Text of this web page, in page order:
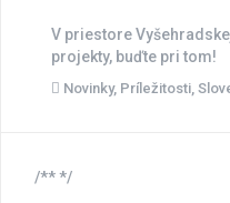
V priestore
projekty, buďte pri tom!
Novinky, Príležitosti,
/** */